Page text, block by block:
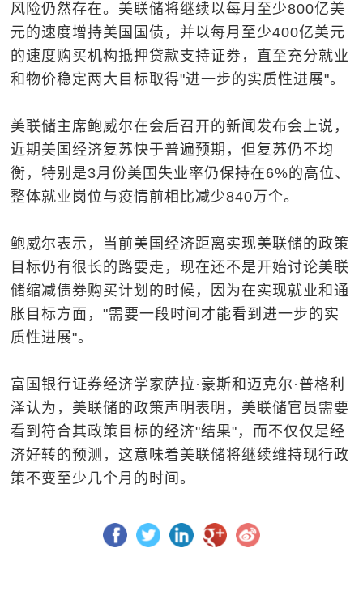
风险仍然存在。美联储将继续以每月至少800亿美
元的速度增持美国国债，并以每月至少400亿美元
的速度购买机构抵押贷款支持证券，直至充分就业
和物价稳定两大目标取得"进一步的实质性进展"。
美联储主席鲍威尔在会后召开的新闻发布会上说，
近期美国经济复苏快于普遍预期，但复苏仍不均
衡，特别是3月份美国失业率仍保持在6%的高位、
整体就业岗位与疫情前相比减少840万个。
鲍威尔表示，当前美国经济距离实现美联储的政策
目标仍有很长的路要走，现在还不是开始讨论美联
储缩减债券购买计划的时候，因为在实现就业和通
胀目标方面，"需要一段时间才能看到进一步的实
质性进展"。
富国银行证券经济学家萨拉·豪斯和迈克尔·普格利
泽认为，美联储的政策声明表明，美联储官员需要
看到符合其政策目标的经济"结果"，而不仅仅是经
济好转的预测，这意味着美联储将继续维持现行政
策不变至少几个月的时间。